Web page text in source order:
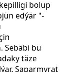
bolup
edýär "-
Sebäbi bu
täze
Saparmyrat